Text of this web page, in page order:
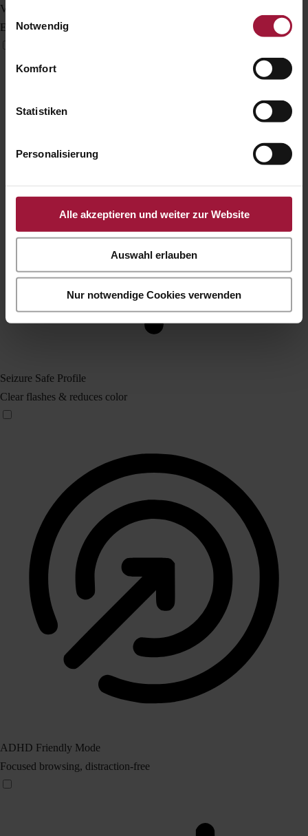
Datenschutzerklärung und Cookie Policy.
Einwilligungsauswahl
Notwendig
Komfort
Statistiken
Personalisierung
Alle akzeptieren und weiter zur Website
Auswahl erlauben
Nur notwendige Cookies verwenden
Vision Impaired Mode
Enhances website's visuals
Seizure Safe Profile
Clear flashes & reduces color
ADHD Friendly Mode
Focused browsing, distraction-free